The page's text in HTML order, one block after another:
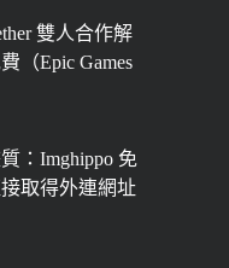
雙人合作解
（Epic Games
：Imghippo 免
取得外連網址